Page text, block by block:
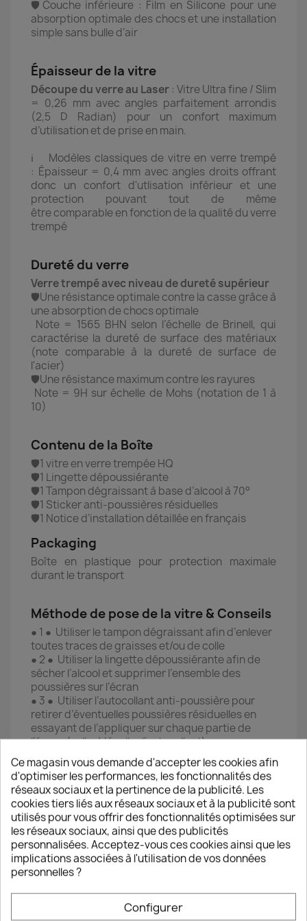
🛡️Couche inférieure : Film en Silicone pour une
absorption optimale des chocs et une installation
simple sans bulle d’air
Épaisseur de la vitre
Découpe du verre au Laser : Vitre Ultra fine / Slim
= 0,26 mm avec angles parfaitement arrondis
(2,5 D Radian) pour un confort maximum
d’utilisation et de prise en main.
ℹ️ Modèles classiques de vitre en verre trempé
: Épaisseur = 0,4 mm avec angles droits offrant
donc un confort d'utlisation inférieur et une
protection pouvant tout de même
être comparable en fonction de la qualité du verre
trempé
Dureté du verre
Verre trempé avec niveau de dureté supérieur
🛡️Une résistance optimale contre la casse grâce à
une absorption de chocs optimale
Note = 1565 BHN selon l’échelle de Brinell, qui
caractérise la dureté de surface des matériaux
(note comparable à la dureté de surface de
l'acier)
🛡️Une résistance maximum contre les rayures
Note = 9H sur échelle de Mohs (notation de 1 à
10)
Contenu de la Boîte
🛡️1 vitre en verre trempée HQ
🛡️1 Lingette dépoussiérante
🛡️1 Tampon dégraissant à base d’alcool à 70°
🛡️1 Sticker anti-poussières résiduelles
🛡️1 Notice d’installation détaillée en français
Packaging
Boîte en plastique pour protection maximale
durant le transport
Méthode de pose de la vitre & Conseils
● 1 ● Utiliser le tampon dégraissant afin d’enlever
toutes traces de graisses et/ou de colle
● 2 ● Utiliser la lingette dépoussiérante afin de
sécher l’alcool et supprimer l’ensemble des
poussières sur l’écran
● 3 ● Utiliser l’autocollant anti-poussière pour
retirer d’éventuelles poussières résiduelles en
essayant de l’appliquer sur chaque partie de
l’écran (coller/décoller l’autocollant)
● 4 ● Prendre la vitre de protection et ôter le film
plastique provisoire en tirant délicatement sur
l’autocollant en haut à droite de la vitre
● 5 ● Poser avec précision la vitre de protection
sur l’écran du Smartphone en l’alignant sur les
bords du téléphone (à réaliser juste après avoir
ôter le film pour éviter tout dépôt de poussière
sur la couche de silicone)
ℹ️ Si la vitre est mal placée ou si une
tache/poussière résistante provoque une bulle
d’air il est possible de la décoller pour la replacer
Ce magasin vous demande d'accepter les cookies afin
d'optimiser les performances, les fonctionnalités des
réseaux sociaux et la pertinence de la publicité. Les
cookies tiers liés aux réseaux sociaux et à la publicité sont
utilisés pour vous offrir des fonctionnalités optimisées sur
les réseaux sociaux, ainsi que des publicités
personnalisées. Acceptez-vous ces cookies ainsi que les
implications associées à l'utilisation de vos données
personnelles ?
Configurer